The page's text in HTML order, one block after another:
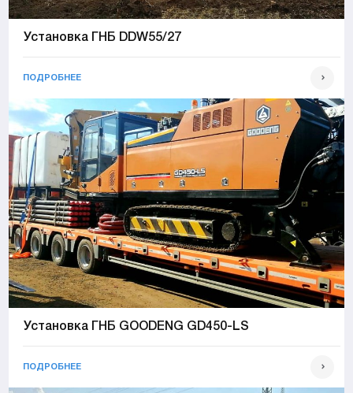
Установка ГНБ DDW55/27
ПОДРОБНЕЕ
Установка ГНБ GOODENG GD450-LS
ПОДРОБНЕЕ